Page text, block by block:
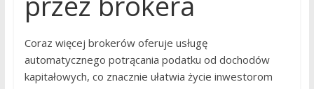
Coraz więcej brokerów oferuje usługę
automatycznego potrącania podatku od dochodów
kapitałowych, co znacznie ułatwia życie inwestorom